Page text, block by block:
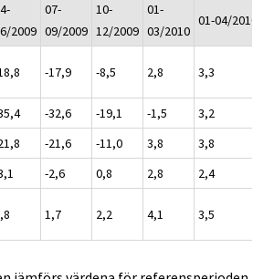
2009
07-
09/2009
10-
12/2009
01-
03/2010
01-04/2010
-17,9 -8,5 2,8 3,3
-32,6 -19,1 -1,5
3,2
-21,6 -11,0 3,8
3,8
-2,6 0,8 2,8
2,4
1,7 2,2 4,1 3,5